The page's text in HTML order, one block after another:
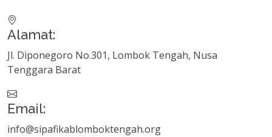
Alamat:
Jl. Diponegoro No.301, Lombok Tengah, Nusa
Tenggara Barat
Email:
info@sipafikablomboktengah.org